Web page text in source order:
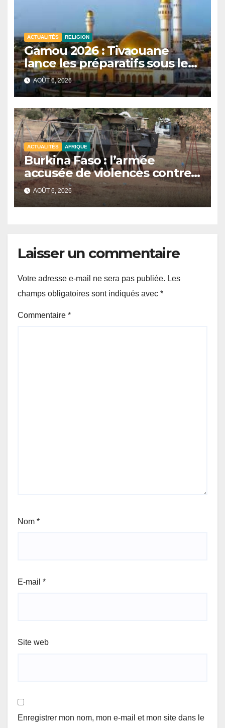
ACTUALITÉS RELIGION
Gamou 2026 : Tivaouane
lance les préparatifs sous le
signe de l’unité et du Tawhid.
AOÛT 6, 2026
ACTUALITÉS AFRIQUE
Burkina Faso : l’armée
accusée de violences contre
des civils après une attaque
jihadiste.
AOÛT 6, 2026
Laisser un commentaire
Votre adresse e-mail ne sera pas publiée. Les
champs obligatoires sont indiqués avec *
Commentaire *
Nom *
E-mail *
Site web
Enregistrer mon nom, mon e-mail et mon site dans le